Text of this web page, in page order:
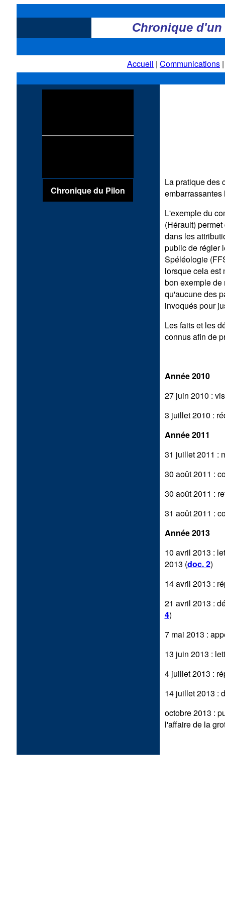
Chronique
Accueil | Communications
Chronique du Pilon
La pratique des
L'exemple du
(Hérault)
dans les
public de régler
Spéléologie
lorsque cela est
bon exemple de
qu'aucune des
invoqués pour
Les faits et les
connus afin de
Année 2010
27 juin 2010 :
3 juillet 2010 :
Année 2011
31 juillet 2011 :
30 août 2011 :
30 août 2011 :
31 août 2011 :
Année 2013
10 avril 2013 :
2013 (doc. 2)
14 avril 2013 :
21 avril 2013 :
4)
7 mai 2013 :
13 juin 2013 :
4 juillet 2013 :
14 juillet 2013 :
octobre 2013 :
l'affaire de la